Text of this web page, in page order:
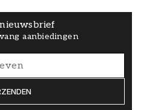
aanbiedingen